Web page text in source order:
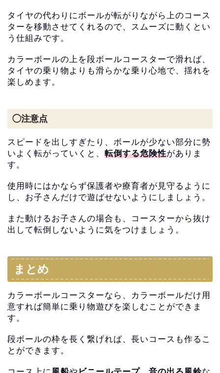
タイヤの代わりにボールが転がりながら上のコース
ターを移動させてくれるので、スムーズに動くとい
う仕組みです。
カラーボールの上を段ボールコースターで滑れば、
タイヤの乗り物よりも滑らかな乗り心地で、揺れを
楽しめます。
◯注意点
スピードを出しすぎたり、 ボールが少ない部分に勢
いよく転がっていくと、 転倒する危険性がありま
す。
使用時にはかならず保護者や療育者が見守るように
し、 お子さんだけで遊ばせないようにしましょう。
また動けるお子さんの場合も、
コースターから抜け
出して転倒しないように気をつけましょう。
まとめ
カラーボールコースターなら、
カラーボールだけ用
意すれば簡単に乗り物遊びを楽しむことができ ま
す。
段ボールの枠を長く繋げれば、長いコースも作るこ
とができます。